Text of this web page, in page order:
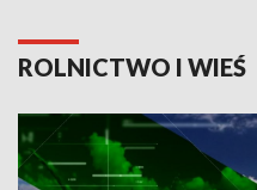
ROLNICTWO I WIEŚ